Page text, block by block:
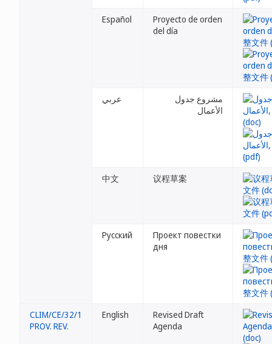
Español
Proyecto de orden
del día
عربي
مشروع جدول
الأعمال
中文 议程草案
Русский
Проект повестки
дня
CLIM/CE/32/1
PROV. REV.
English
Revised Draft
Agenda